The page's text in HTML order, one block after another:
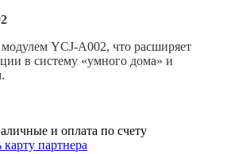
YCJ-A002, что расширяет
в систему «умного дома» и
и оплата по счету
карту партнера